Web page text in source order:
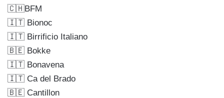
🇨🇭BFM
🇮🇹 Bionoc
🇮🇹 Birrificio Italiano
🇧🇪 Bokke
🇮🇹 Bonavena
🇮🇹 Ca del Brado
🇧🇪 Cantillon